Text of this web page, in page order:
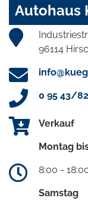
Autohaus
96114
0 95 43/
Verkauf
Montag
8:00 -
Samstag